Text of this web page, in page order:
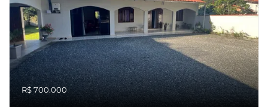
R$ 700.000